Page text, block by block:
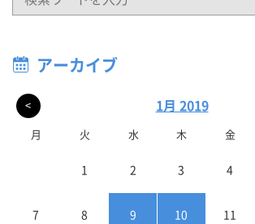
アーカイブ
< 1月 2019
月 火 水 木 金
1 2 3 4
7 8 9 10 11